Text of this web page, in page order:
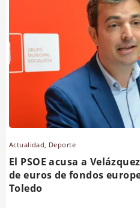
Actualidad, Deporte
El PSOE acusa a
de euros de fondos
Toledo